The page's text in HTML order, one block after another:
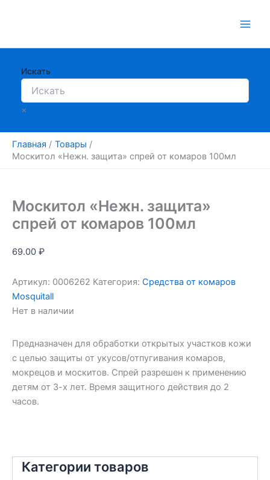
Искать
×
Главная
Товары
Москитол «Нежн. защита» спрей от комаров 100мл
Категории товаров
Москитол «Нежн. защита»
спрей от комаров 100мл
69.00 ₽
Артикул: 0006262 Категория: Средства от комаров
Mosquitall
Нет в наличии
Предназначен для обработки открытых участков кожи
с целью защиты от укусов/отпугивания комаров,
мокрецов и москитов. Спрей разрешен к применению
детям от 3-х лет. Время защитного действия до 2
часов.